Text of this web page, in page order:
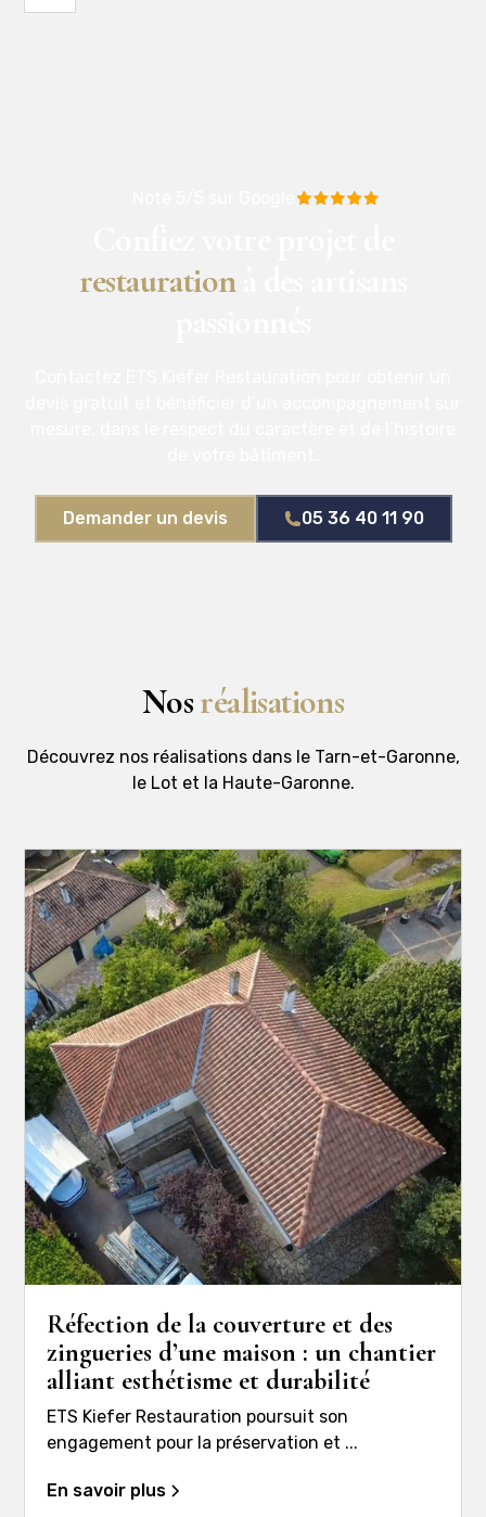
restaurationà des artisans
Demander un devis 05 36 40 11 90
Nosréalisations
Découvrez nos réalisations dans le Tarn-et-Garonne,
le Lot et la Haute-Garonne.
Réfection de la couverture et des
zingueries d’une maison : un chantier
alliant esthétisme et durabilité
ETS Kiefer Restauration poursuit son
engagement pour la préservation et ...
En savoir plus